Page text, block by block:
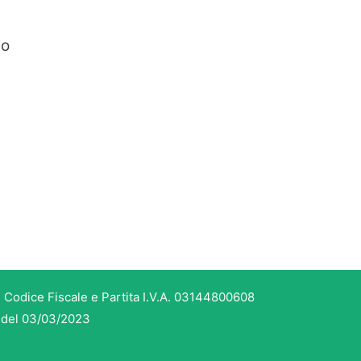
Fiscale e Partita I.V.A. 03144800608
03/03/2023